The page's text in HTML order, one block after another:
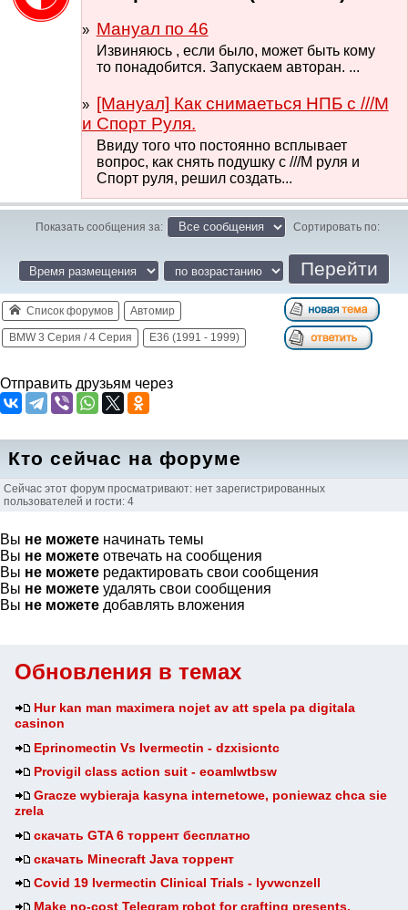
Обновления в темах
Hur kan man maximera nojet av att spela pa digitala
casinon
Eprinomectin Vs Ivermectin - dzxisicntc
Provigil class action suit - eoamlwtbsw
Gracze wybieraja kasyna internetowe, poniewaz chca sie
zrela
скачать GTA 6 торрент бесплатно
скачать Minecraft Java торрент
Covid 19 Ivermectin Clinical Trials - lyvwcnzell
Make no-cost Telegram robot for crafting presents,
Мануал по 46
Извиняюсь , если было, может быть кому
то понадобится. Запускаем авторан. ...
[Мануал] Как снимаеться НПБ с ///М
и Спорт Руля.
Ввиду того что постоянно всплывает
вопрос, как снять подушку с ///М руля и
Спорт руля, решил создать...
Показать сообщения за: Сортировать по:
Список форумов Автомир
BMW 3 Серия / 4 Серия E36 (1991 - 1999)
Отправить друзьям через
Кто сейчас на форуме
Сейчас этот форум просматривают: нет зарегистрированных
пользователей и гости: 4
Вы не можете начинать темы
Вы не можете отвечать на сообщения
Вы не можете редактировать свои сообщения
Вы не можете удалять свои сообщения
Вы не можете добавлять вложения